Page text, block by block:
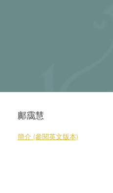
簡介 (參閱英文版本)
鄺靄慧